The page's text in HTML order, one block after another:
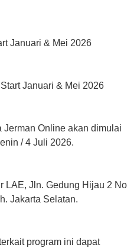
Januari & Mei 2026
Start Januari & Mei 2026
Jerman Online akan dimulai
/ 4 Juli 2026.
LAE, Jln. Gedung Hijau 2 No
Jakarta Selatan.
program ini dapat